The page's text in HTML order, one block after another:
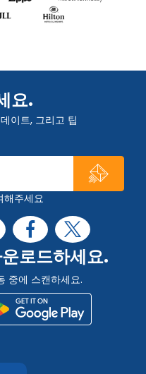
요.
이트, 그리고 팁
해주세요
로드하세요.
중에 스캔하세요.